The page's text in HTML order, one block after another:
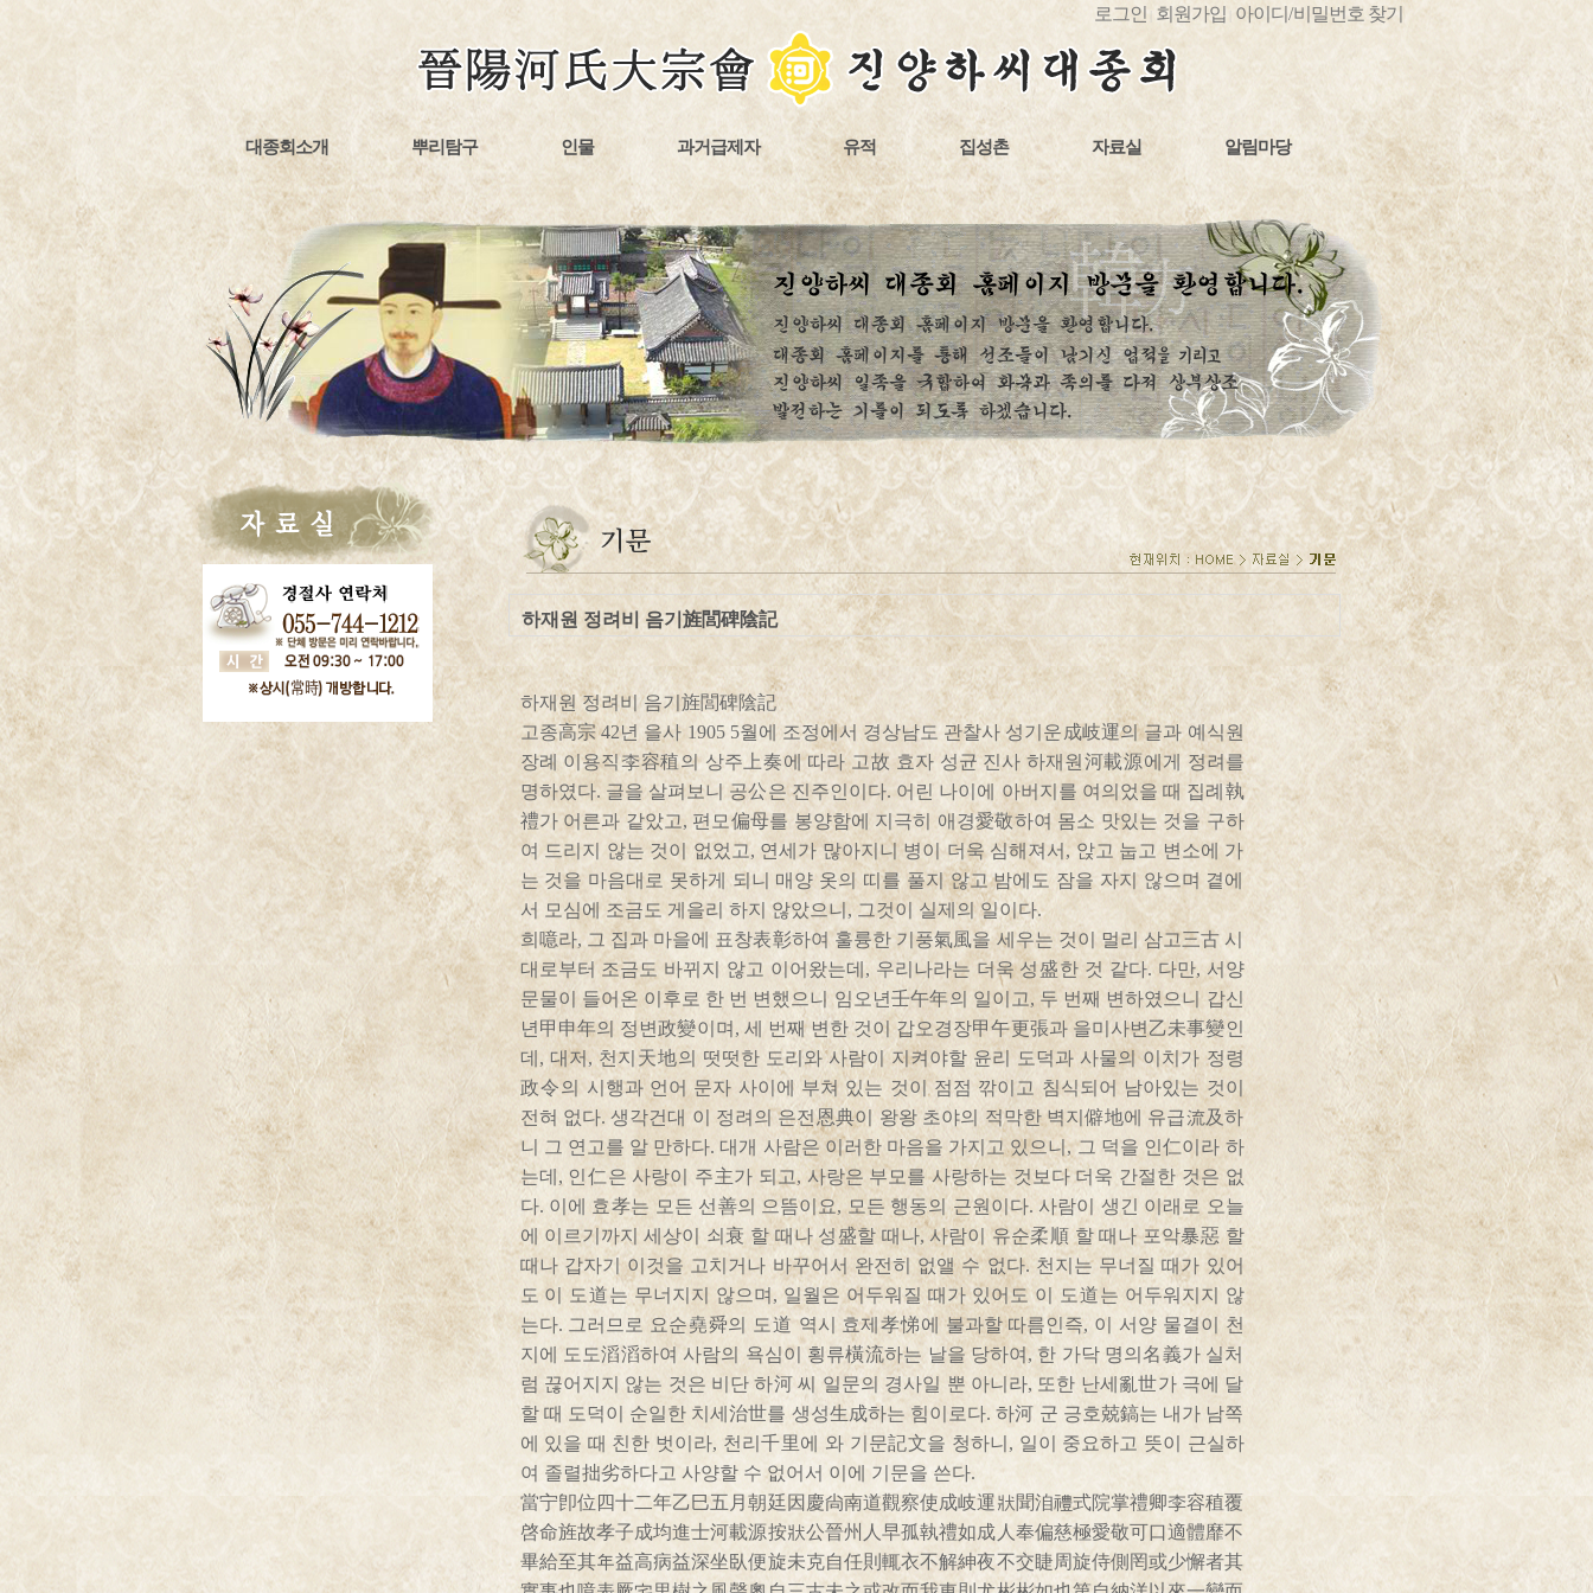
로그인 회원가입 아이디 /비밀번호 찾기
대종회소개 뿌리탐구 인물 과거급제자 유적 집성촌 자료실 알림마당
하재원 정려비 음기旌閭碑陰記
하재원 정려비 음기旌閭碑陰記
고종高宗 42년 을사 1905 5월에 조정에서 경상남도 관찰사 성기운成岐運의 글과 예식원
장례 이용직李容稙의 상주上奏에 따라 고故 효자 성균 진사 하재원河載源에게 정려를
명하였다. 글을 살펴보니 공公은 진주인이다. 어린 나이에 아버지를 여의었을 때 집례執
禮가 어른과 같았고, 편모偏母를 봉양함에 지극히 애경愛敬하여 몸소 맛있는 것을 구하
여 드리지 않는 것이 없었고, 연세가 많아지니 병이 더욱 심해져서, 앉고 눕고 변소에 가
는 것을 마음대로 못하게 되니 매양 옷의 띠를 풀지 않고 밤에도 잠을 자지 않으며 곁에
서 모심에 조금도 게을리 하지 않았으니, 그것이 실제의 일이다.
희噫라, 그 집과 마을에 표창表彰하여 훌륭한 기풍氣風을 세우는 것이 멀리 삼고三古 시
대로부터 조금도 바뀌지 않고 이어왔는데, 우리나라는 더욱 성盛한 것 같다. 다만, 서양
문물이 들어온 이후로 한 번 변했으니 임오년壬午年의 일이고, 두 번째 변하였으니 갑신
년甲申年의 정변政變이며, 세 번째 변한 것이 갑오경장甲午更張과 을미사변乙未事變인
데, 대저, 천지天地의 떳떳한 도리와 사람이 지켜야할 윤리 도덕과 사물의 이치가 정령
政令의 시행과 언어 문자 사이에 부쳐 있는 것이 점점 깎이고 침식되어 남아있는 것이
전혀 없다. 생각건대 이 정려의 은전恩典이 왕왕 초야의 적막한 벽지僻地에 유급流及하
니 그 연고를 알 만하다. 대개 사람은 이러한 마음을 가지고 있으니, 그 덕을 인仁이라 하
는데, 인仁은 사랑이 주主가 되고, 사랑은 부모를 사랑하는 것보다 더욱 간절한 것은 없
다. 이에 효孝는 모든 선善의 으뜸이요, 모든 행동의 근원이다. 사람이 생긴 이래로 오늘
에 이르기까지 세상이 쇠衰 할 때나 성盛할 때나, 사람이 유순柔順 할 때나 포악暴惡 할
때나 갑자기 이것을 고치거나 바꾸어서 완전히 없앨 수 없다. 천지는 무너질 때가 있어
도 이 도道는 무너지지 않으며, 일월은 어두워질 때가 있어도 이 도道는 어두워지지 않
는다. 그러므로 요순堯舜의 도道 역시 효제孝悌에 불과할 따름인즉, 이 서양 물결이 천
지에 도도滔滔하여 사람의 욕심이 횡류橫流하는 날을 당하여, 한 가닥 명의名義가 실처
럼 끊어지지 않는 것은 비단 하河 씨 일문의 경사일 뿐 아니라, 또한 난세亂世가 극에 달
할 때 도덕이 순일한 치세治世를 생성生成하는 힘이로다. 하河 군 긍호兢鎬는 내가 남쪽
에 있을 때 친한 벗이라, 천리千里에 와 기문記文을 청하니, 일이 중요하고 뜻이 근실하
여 졸렬拙劣하다고 사양할 수 없어서 이에 기문을 쓴다.
當宁卽位四十二年乙巳五月朝廷因慶尙南道觀察使成岐運狀聞洎禮式院掌禮卿李容稙覆
啓命旌故孝子成均進士河載源按狀公晉州人早孤執禮如成人奉偏慈極愛敬可口適體靡不
畢給至其年益高病益深坐臥便旋未克自任則輒衣不解紳夜不交睫周旋侍側罔或少懈者其